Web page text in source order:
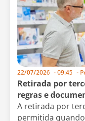
22/07/2026 -09:45 -
Retirada por
regras e
A retirada por
permitida